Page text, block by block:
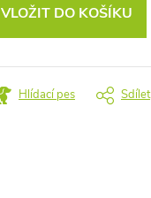
VLOŽIT DO KOŠÍKU
Hlídací pes Sdílet